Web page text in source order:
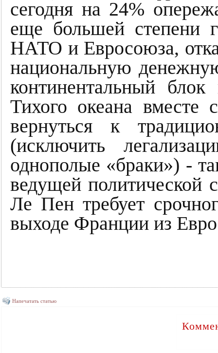
сегодня на 24%
еще большей степени
НАТО и Евросоюза,
национальную
континентальный
Тихого океана вместе
вернуться к
(исключить
однополые «браки») -
ведущей
Ле Пен требует
выходе Франции из
Напечатать статью